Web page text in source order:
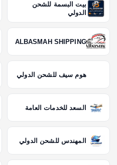
بيت البسمة للشحن
الدولي
ALBASMAH SHIPPING
هوم سيف للشحن الدولي
السعد للخدمات العامة
المهندس للشحن الدولي